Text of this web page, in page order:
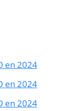
en 2024
en 2024
en 2024